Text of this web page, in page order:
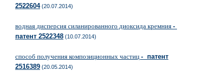
2522604(20.07.2014)
водная дисперсия силанированного диоксида кремния -
патент 2522348 (10.07.2014)
способ получения композиционных частиц - патент
2516389 (20.05.2014)